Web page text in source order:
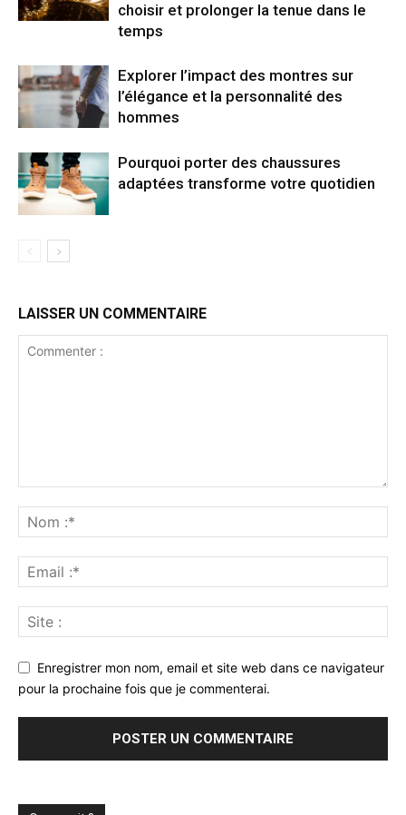
choisir et prolonger la tenue dans le
temps
Explorer l’impact des montres sur
l’élégance et la personnalité des
hommes
Pourquoi porter des chaussures
adaptées transforme votre quotidien
LAISSER UN COMMENTAIRE
Enregistrer mon nom, email et site web dans ce navigateur
pour la prochaine fois que je commenterai.